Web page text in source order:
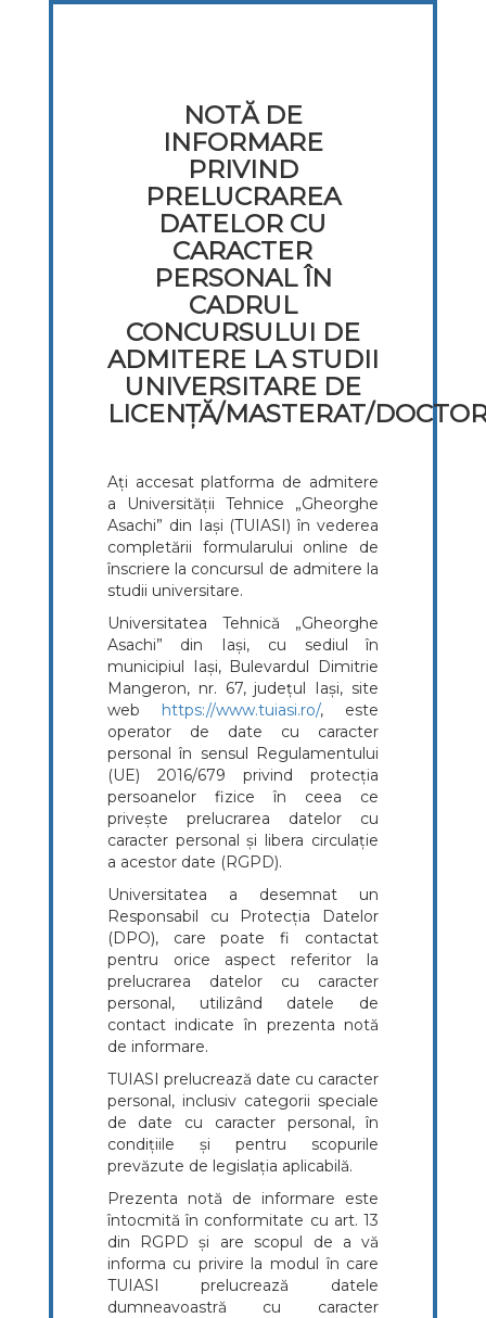
NOTĂ DE
INFORMARE
PRIVIND
PRELUCRAREA
DATELOR CU
CARACTER
PERSONAL ÎN
CADRUL
CONCURSULUI DE
ADMITERE LA STUDII
UNIVERSITARE DE
LICENȚĂ/MASTERAT/
Ați accesat platforma de admitere
a Universității Tehnice „Gheorghe
Asachi” din Iași (TUIASI) în vederea
completării formularului online de
înscriere la concursul de admitere la
studii universitare.
Universitatea Tehnică „Gheorghe
Asachi” din Iași, cu sediul în
municipiul Iași, Bulevardul Dimitrie
Mangeron, nr. 67, județul Iași, site
web https://www.tuiasi.ro/, este
operator de date cu caracter
personal în sensul Regulamentului
(UE) 2016/679 privind protecția
persoanelor fizice în ceea ce
privește prelucrarea datelor cu
caracter personal și libera circulație
a acestor date (RGPD).
Universitatea a desemnat un
Responsabil cu Protecția Datelor
(DPO), care poate fi contactat
pentru orice aspect referitor la
prelucrarea datelor cu caracter
personal, utilizând datele de
contact indicate în prezenta notă
de informare.
TUIASI prelucrează date cu caracter
personal, inclusiv categorii speciale
de date cu caracter personal, în
condițiile și pentru scopurile
prevăzute de legislația aplicabilă.
Prezenta notă de informare este
întocmită în conformitate cu art. 13
din RGPD și are scopul de a vă
informa cu privire la modul în care
TUIASI prelucrează datele
dumneavoastră cu caracter